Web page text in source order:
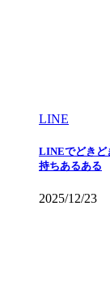
LINE
LINEでどきど
持ちあるある
2025/12/23